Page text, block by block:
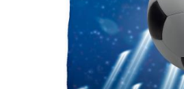
Oranje
Geel